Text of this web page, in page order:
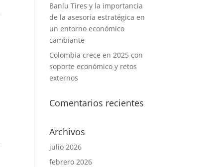
Banlu Tires y la importancia
de la asesoría estratégica en
un entorno económico
cambiante
Colombia crece en 2025 con
soporte económico y retos
externos
Comentarios recientes
Archivos
julio 2026
febrero 2026